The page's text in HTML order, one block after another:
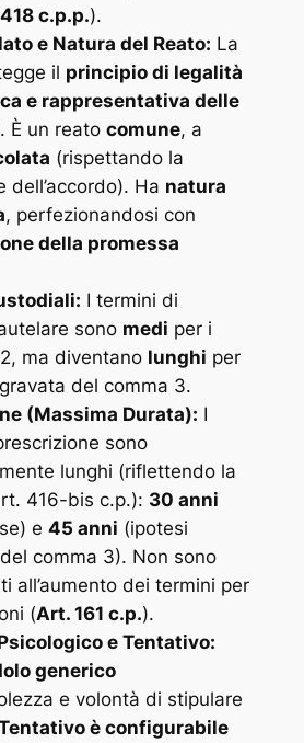
c.p.p.).
e Natura del Reato: La
il principio di legalità
e rappresentativa delle
. È un reato comune, a
(rispettando la
dell’accordo). Ha natura
, perfezionandosi con
della promessa
I termini di
sono medi per i
ma diventano lunghi per
del comma 3.
(Massima Durata): I
sono
lunghi (riflettendo la
416-bis c.p.): 30 anni
e 45 anni (ipotesi
comma 3). Non sono
all’aumento dei termini per
(Art. 161 c.p.).
e Tentativo:
generico
e volontà di stipulare
è configurabile